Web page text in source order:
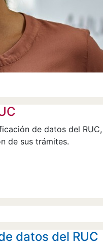
de datos del
de sus trámites.
datos del RUC